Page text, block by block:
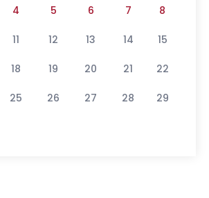
4 5 6 7 8
11 12 13 14 15
18 19 20 21 22
25 26 27 28 29